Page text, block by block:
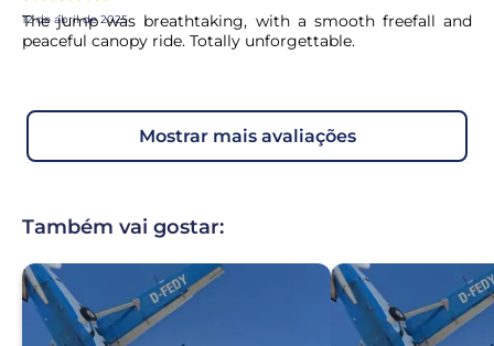
12 de abril de 2025
The jump was breathtaking, with a smooth freefall and
peaceful canopy ride. Totally unforgettable.
mostrar mais avaliações
Também vai gostar: